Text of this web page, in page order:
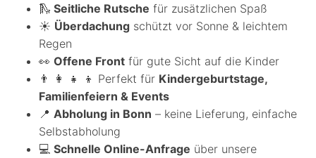
🛝 Seitliche Rutsche für zusätzlichen Spaß
☀️ Überdachung schützt vor Sonne & leichtem
Regen
👀 Offene Front für gute Sicht auf die Kinder
👨 👩 👧 👦 Perfekt für Kindergeburtstage,
Familienfeiern & Events
📍 Abholung in Bonn – keine Lieferung, einfache
Selbstabholung
💻 Schnelle Online-Anfrage über unsere